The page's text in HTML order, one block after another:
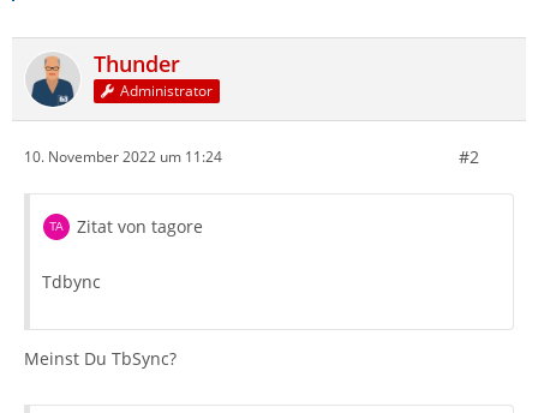
Thunder
Administrator
10. November 2022 um 11:24 #2
Zitat von tagore
Tdbync
Meinst Du TbSync?